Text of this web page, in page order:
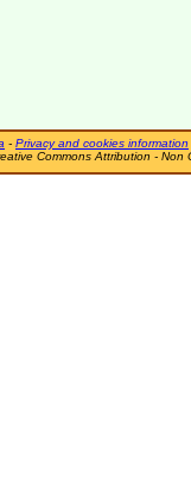
- Privacy and cookies information
Commons Attribution - Non